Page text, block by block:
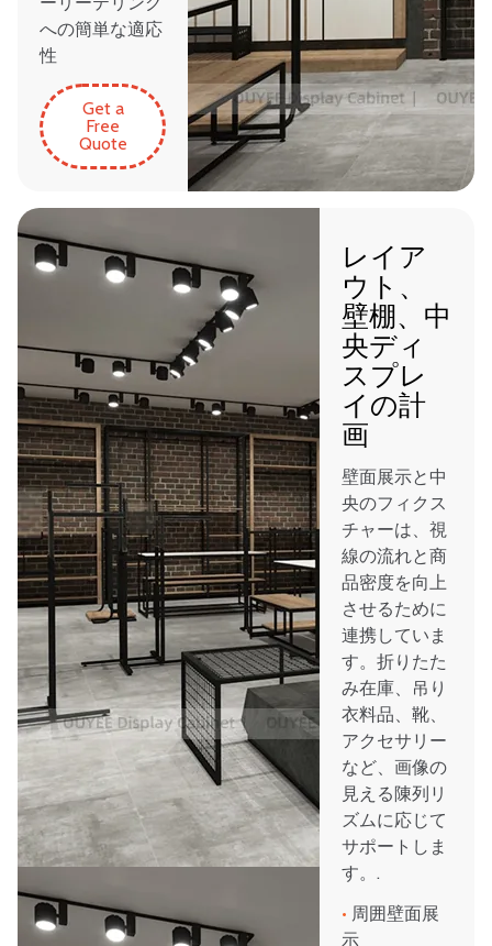
への簡単な適応
性
Get a
Free
Quote
レイア
ウト、
壁棚、中
央ディ
スプレ
イの計
画
壁面展示と中
央のフィクス
チャーは、視
線の流れと商
品密度を向上
させるために
連携していま
す。折りたた
み在庫、吊り
衣料品、靴、
アクセサリー
など、画像の
見える陳列リ
ズムに応じて
サポートしま
す。.
• 周囲壁面展
示